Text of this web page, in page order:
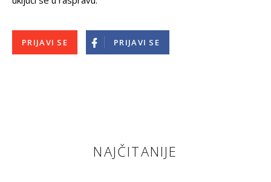
PRIJAVI SE PRIJAVI SE
NAJČITANIJE